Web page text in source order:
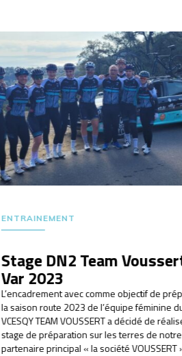
ENTRAINEMENT
Stage DN2 Team Voussert
Var 2023
L’encadrement avec comme objectif de
la saison route 2023 de l’équipe féminine du
VCESQY TEAM VOUSSERT a décidé de
stage de préparation sur les terres de notre
partenaire principal « la société VOUSSERT